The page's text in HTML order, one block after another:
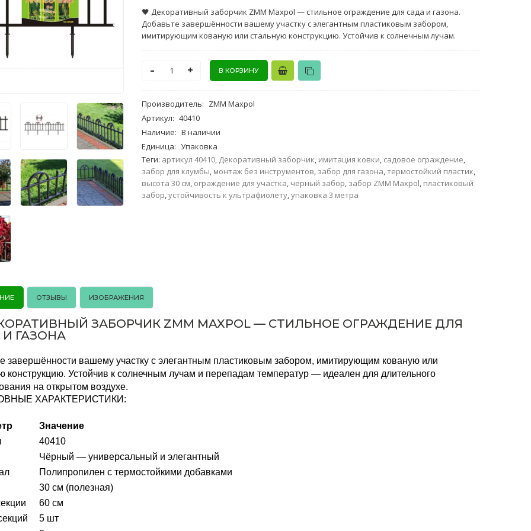
🖤 Декоративный заборчик ZMM Maxpol — стильное ограждение для сада и газона.
Добавьте завершённости вашему участку с элегантным пластиковым забором,
имитирующим кованую или стальную конструкцию. Устойчив к солнечным лучам.
- +
Производитель: ZMM Maxpol
Артикул: 40410
Наличие: В наличии
Единица: Упаковка
Теги: артикул 40410, Декоративный заборчик, имитация ковки, садовое ограждение,
забор для клумбы, монтаж без инструментов, забор для газона,термостойкий пластик,
высота 30 см, ограждение для участка, черный забор, забор ZMM Maxpol, пластиковый
забор,устойчивость к ультрафиолету,упаковка 3 метра
ОТЗЫВЫ ИЗОБРАЖЕНИЯ
ЗАБОРЧИК ZMM MAXPOL — СТИЛЬНОЕ ОГРАЖДЕНИЕ ДЛЯ
ГАЗОНА
завершённости вашему участку с элегантным пластиковым забором, имитирующим кованую или
конструкцию. Устойчив к солнечным лучам и перепадам температур — идеален для длительного
на открытом воздухе.
ХАРАКТЕРИСТИКИ:
Значение
40410
Чёрный — универсальный и элегантный
Полипропилен с термостойкими добавками
30 см (полезная)
60 см
5 шт